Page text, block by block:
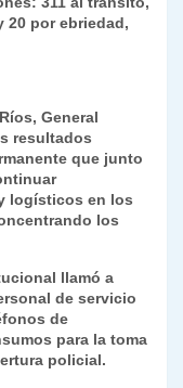
20 por ebriedad,
General
resultados
que junto
logísticos en los
los
llamó a
de servicio
de
para la toma
policial.